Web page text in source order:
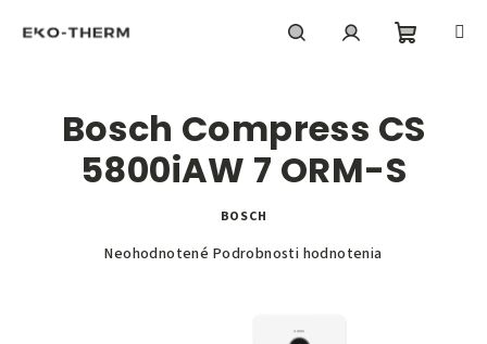
košík
Bosch Compress CS
5800iAW 7 ORM-S
BOSCH
Priemerné
Neohodnotené Podrobnosti hodnotenia